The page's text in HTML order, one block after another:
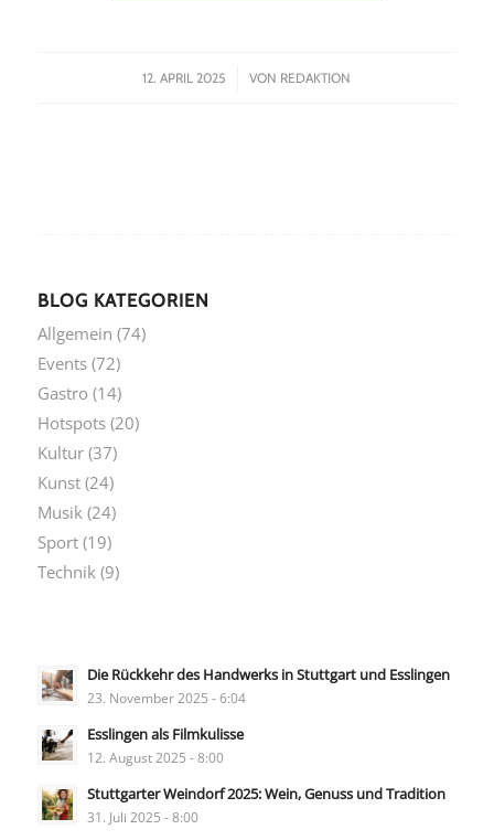
12. APRIL 2025
/ VON REDAKTION
BLOG KATEGORIEN
Allgemein (74)
Events(72)
Gastro (14)
Hotspots(20)
Kultur(37)
Kunst(24)
Musik (24)
Sport(19)
Technik (9)
Die Rückkehr des Handwerks in Stuttgart und Esslingen
23. November 2025 - 6:04
Esslingen als Filmkulisse
12. August 2025 - 8:00
Stuttgarter Weindorf 2025: Wein, Genuss und Tradition
31. Juli 2025 - 8:00